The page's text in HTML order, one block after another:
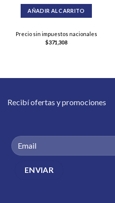
AÑADIR AL CARRITO
Precio sin impuestos nacionales
$371,308
Recibí ofertas y promociones